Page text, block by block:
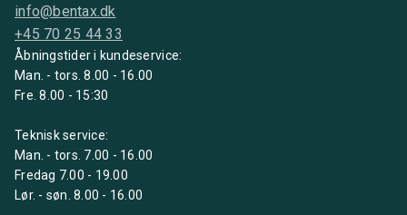
info@bentax.dk
+45 70 25 44 33
Åbningstider i kundeservice:
Man. - tors. 8.00 - 16.00
Fre. 8.00 - 15:30
Teknisk service:
Man. - tors. 7.00 - 16.00
Fredag 7.00 - 19.00
Lør. - søn. 8.00 - 16.00